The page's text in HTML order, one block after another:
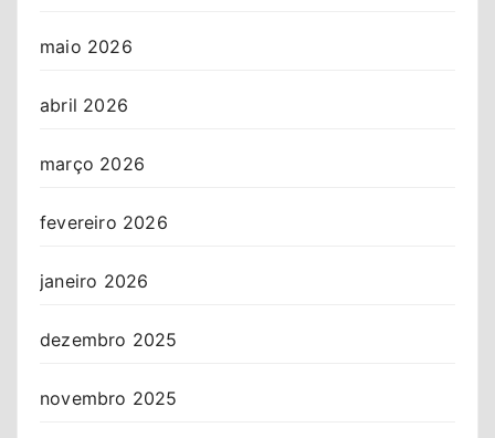
maio 2026
abril 2026
março 2026
fevereiro 2026
janeiro 2026
dezembro 2025
novembro 2025